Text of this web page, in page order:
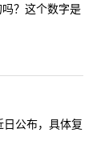
？这个数字是
公布，具体复